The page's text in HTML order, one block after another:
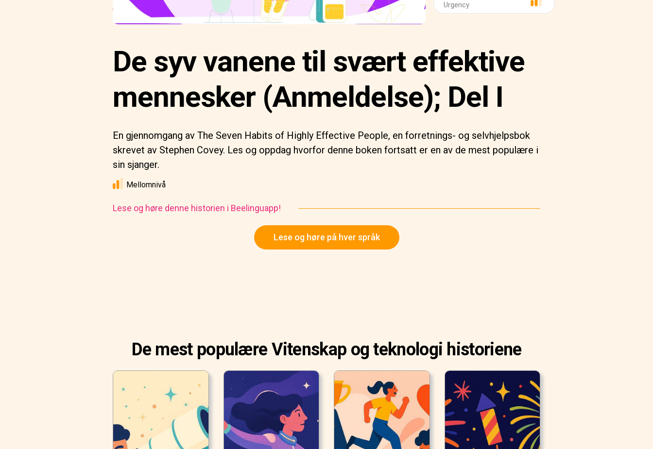
Urgency
De syv vanene til svært effektive
mennesker (Anmeldelse); Del I
En gjennomgang av The Seven Habits of Highly Effective People, en forretnings- og selvhjelpsbok
skrevet av Stephen Covey. Les og oppdag hvorfor denne boken fortsatt er en av de mest populære i
sin sjanger.
Mellomnivå
Lese og høre denne historien i Beelinguapp!
Lese og høre på hver språk
De mest populære Vitenskap og teknologi historiene